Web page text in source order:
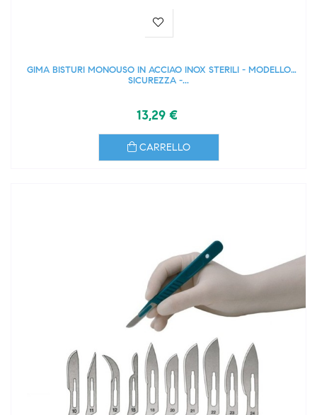
GIMA BISTURI MONOUSO IN ACCIAO INOX STERILI - MODELLO
SICUREZZA -...
13,29 €
CARRELLO